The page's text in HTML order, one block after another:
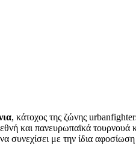
, κάτοχος της ζώνης
και πανευρωπαϊκά τουρνουά
συνεχίσει με την ίδια